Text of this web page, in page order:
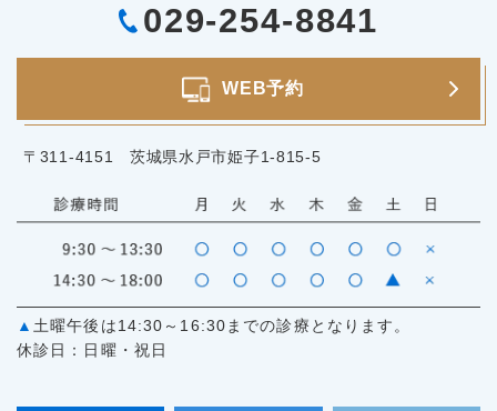
029-254-8841
WEB予約
〒311-4151 茨城県水戸市姫子1-815-5
▲ 土曜午後は14:30～16:30までの診療となります。
休診日：日曜・祝日